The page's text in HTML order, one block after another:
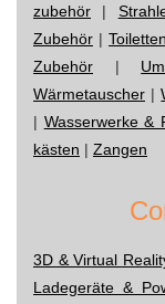
zubehör |
Zubehör |
Zubehör |
Wärmetauscher |
| Wasserwerke &
kästen | Zangen
3D & Virtual
Ladegeräte &